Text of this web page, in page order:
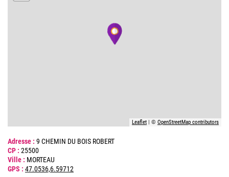
Leaflet | © OpenStreetMap contributors
Adresse : 9 CHEMIN DU BOIS ROBERT
CP : 25500
Ville : MORTEAU
GPS : 47.0536,6.59712